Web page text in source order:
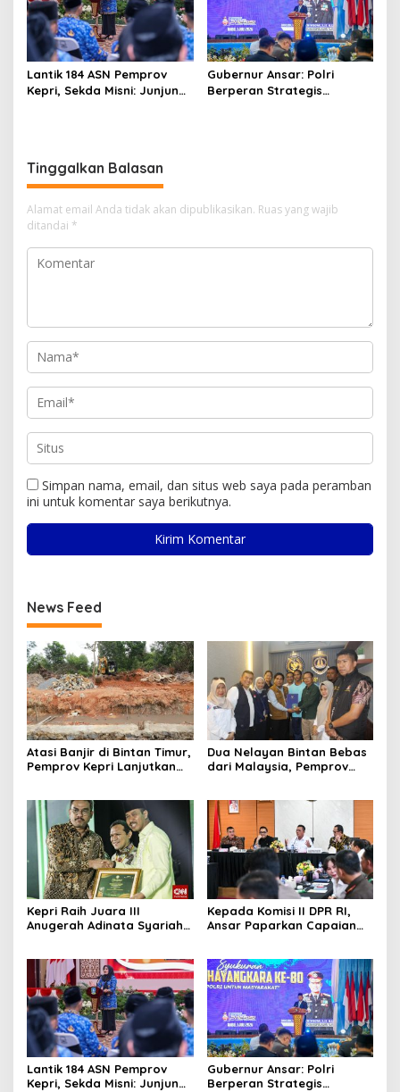
Lantik 184 ASN Pemprov
Kepri, Sekda Misni: Junjung
Gubernur Ansar: Polri
Berperan Strategis
Tinggalkan Balasan
Alamat email Anda tidak akan dipublikasikan. Ruas yang wajib
ditandai *
Simpan nama, email, dan situs web saya pada peramban
ini untuk komentar saya berikutnya.
News Feed
Atasi Banjir di Bintan Timur,
Pemprov Kepri Lanjutkan
Dua Nelayan Bintan Bebas
dari Malaysia, Pemprov
Kepri Raih Juara III
Anugerah Adinata Syariah
Kepada Komisi II DPR RI,
Ansar Paparkan Capaian
Lantik 184 ASN Pemprov
Kepri, Sekda Misni: Junjung
Gubernur Ansar: Polri
Berperan Strategis